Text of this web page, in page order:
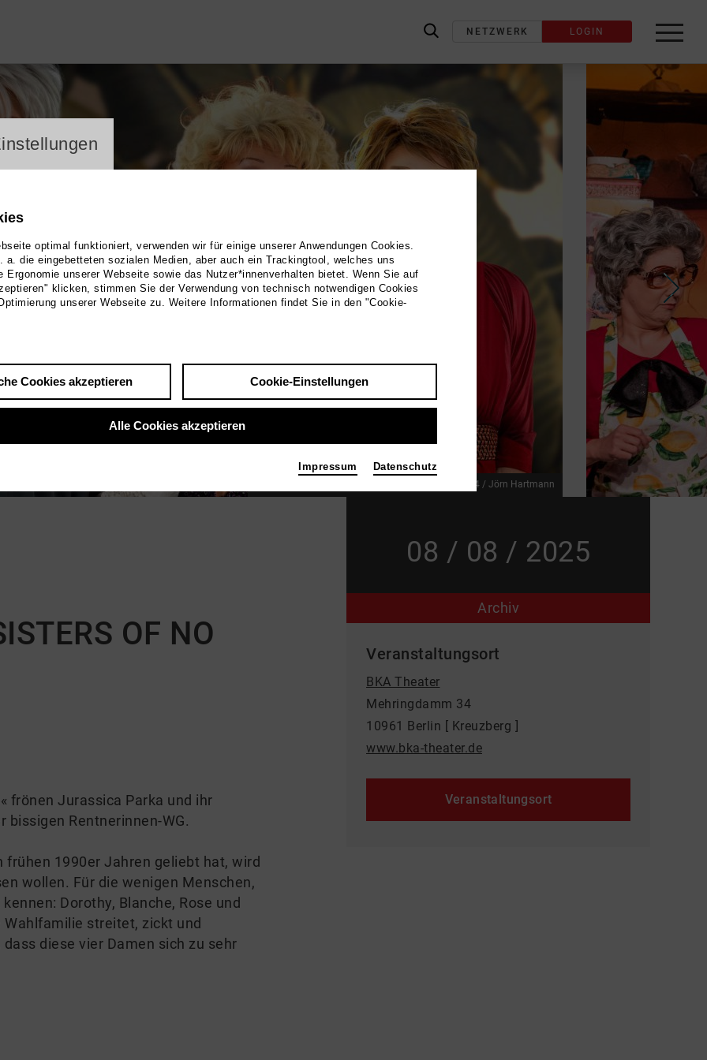
label_search
NETZWERK LOGIN
Bild 2024 / Jörn Hartmann
OF NO
frönen Jurassica Parka und ihr
bissigen Rentnerinnen-WG.
frühen 1990er Jahren geliebt hat, wird
wollen. Für die wenigen Menschen,
Dorothy, Blanche, Rose und
Wahlfamilie streitet, zickt und
diese vier Damen sich zu sehr
08 / 08 / 2025
Archiv
Veranstaltungsort
BKA Theater
Mehringdamm 34
10961 Berlin [ Kreuzberg ]
www.bka-theater.de
Veranstaltungsort
optimal funktioniert, verwenden wir für einige unserer Anwendungen Cookies.
a. die eingebetteten sozialen Medien, aber auch ein Trackingtool, welches uns
Ergonomie unserer Webseite sowie das Nutzer*innenverhalten bietet. Wenn Sie auf
klicken, stimmen Sie der Verwendung von technisch notwendigen Cookies
unserer Webseite zu. Weitere Informationen findet Sie in den "Cookie-
Cookies akzeptieren Cookie-Einstellungen
Alle Cookies akzeptieren
Impressum Datenschutz